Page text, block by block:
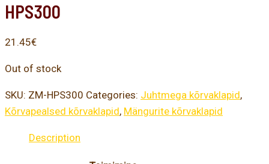
HPS300
21.45€
Out of stock
SKU: ZM-HPS300 Categories: Juhtmega kõrvaklapid,
Kõrvapealsed kõrvaklapid, Mängurite kõrvaklapid
Description